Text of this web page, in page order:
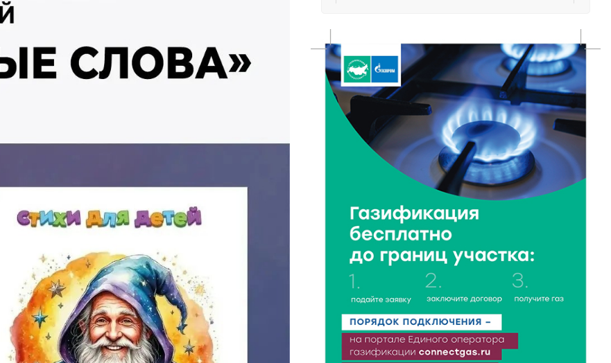
Крестовоздвиженской церкви
7 Авг 2026 18:01 96
День арбуза отметили ребята в Андреапольском
Доме культуры
7 Авг 2026 17:02 138
Названы первые победители программы «Земский
работник культуры» в Тверской области
7 Авг 2026 16:32 227
Без прав и лицензий: итоги проверки таксистов в
Твери
7 Авг 2026 16:02
Сладкая программа в Твери: дегустация мёда и
рассказ о жизни пчёл